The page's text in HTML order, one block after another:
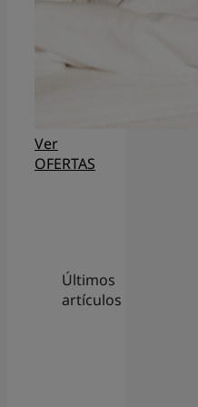
Ver
OFERTAS
Últimos
artículos